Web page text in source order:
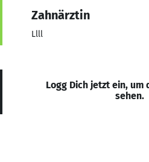
Zahnärztin
Llll
Logg Dich jetzt ein, um
sehen.